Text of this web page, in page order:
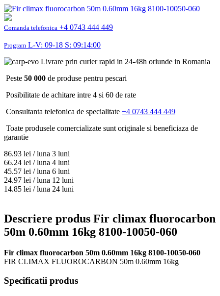
Comanda telefonica +4 0743 444 449
Program L-V: 09-18 S: 09:14:00
Livrare prin curier rapid in 24-48h oriunde in Romania
Peste 50 000 de produse pentru pescari
Posibilitate de achitare intre 4 si 60 de rate
Consultanta telefonica de specialitate +4 0743 444 449
Toate produsele comercializate sunt originale si beneficiaza de
garantie
86.93 lei / luna 3 luni
66.24 lei / luna 4 luni
45.57 lei / luna 6 luni
24.97 lei / luna 12 luni
14.85 lei / luna 24 luni
Descriere produs Fir climax fluorocarbon
50m 0.60mm 16kg 8100-10050-060
Fir climax fluorocarbon 50m 0.60mm 16kg 8100-10050-060
FIR CLIMAX FLUOROCARBON 50m 0.60mm 16kg
Specificatii produs